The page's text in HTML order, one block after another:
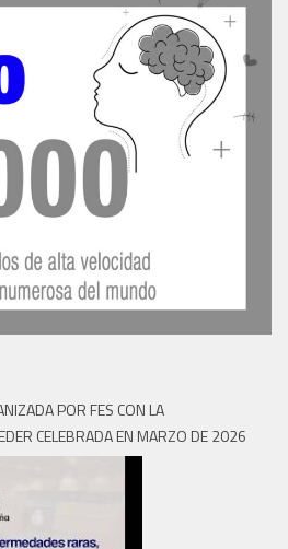
POR FES CON LA
CELEBRADA EN MARZO DE 2026